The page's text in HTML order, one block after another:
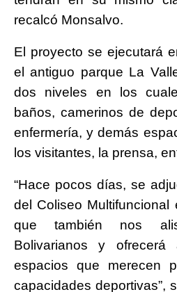
recalcó Monsalvo.
El proyecto se ejecutará
el antiguo parque La
dos niveles en los
baños, camerinos de
enfermería, y demás
los visitantes, la prensa,
“Hace pocos días, se
del Coliseo Multifuncional
que también nos
Bolivarianos y
espacios que merecen
capacidades deportivas”,